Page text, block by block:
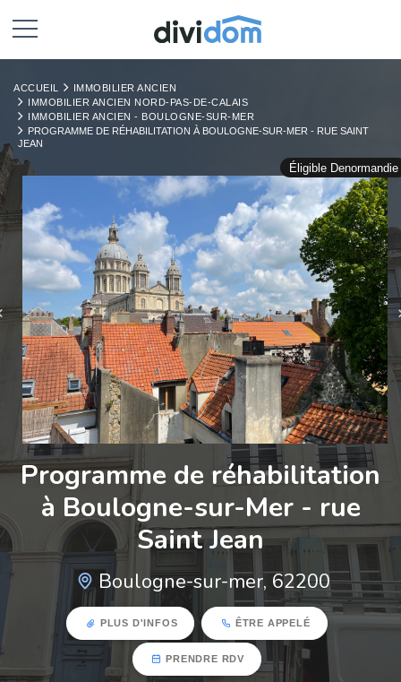
ACCUEIL
IMMOBILIER ANCIEN
IMMOBILIER ANCIEN NORD-PAS-DE-CALAIS
IMMOBILIER ANCIEN - BOULOGNE-SUR-MER
PROGRAMME DE RÉHABILITATION À BOULOGNE-SUR-MER - RUE SAINT
JEAN
Éligible Denormandie
Programme de réhabilitation
à Boulogne-sur-Mer - rue
Saint Jean
Boulogne-sur-mer, 62200
PLUS D'INFOS ÊTRE APPELÉ
PRENDRE RDV